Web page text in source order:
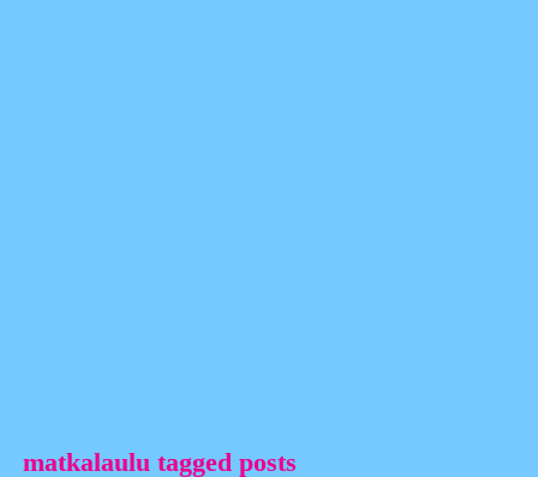
matkalaulu tagged posts